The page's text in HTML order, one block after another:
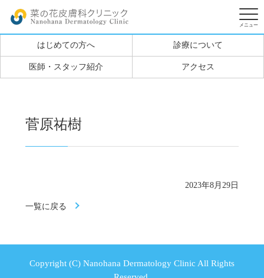
はじめての方へ 診療について
医師・スタッフ紹介 アクセス
菅原祐樹
2023年8月29日
一覧に戻る
Copyright (C) Nanohana Dermatology Clinic All Rights